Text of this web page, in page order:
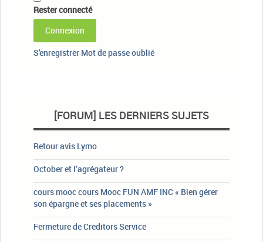
Rester connecté
Connexion
S'enregistrer Mot de passe oublié
[FORUM] LES DERNIERS SUJETS
Retour avis Lymo
October et l’agrégateur ?
cours mooc cours Mooc FUN AMF INC « Bien gérer
son épargne et ses placements »
Fermeture de Creditors Service